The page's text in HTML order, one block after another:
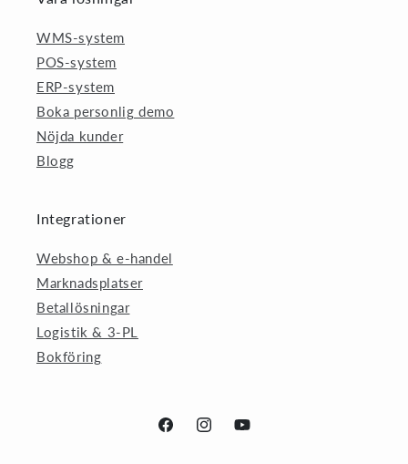
WMS-system
POS-system
ERP-system
Boka personlig demo
Nöjda kunder
Blogg
Integrationer
Webshop & e-handel
Marknadsplatser
Betallösningar
Logistik & 3-PL
Bokföring
FacebookInstagramYouTube